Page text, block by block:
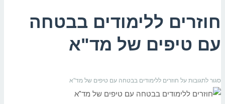
חוזרים ללימודים בבטחה
עם טיפים של מד"א
סגור לתגובות על חוזרים ללימודים בבטחה עם טיפים של מד"א